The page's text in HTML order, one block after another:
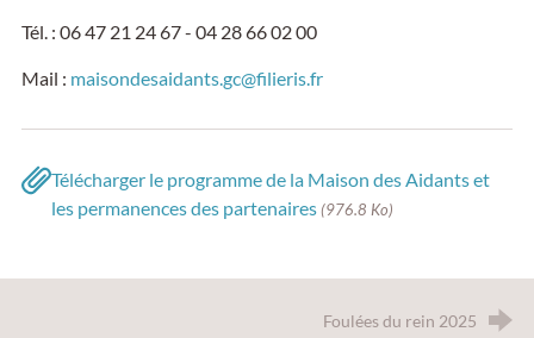
Tél. : 06 47 21 24 67 - 04 28 66 02 00
Mail : maisondesaidants.gc@filieris.fr
Télécharger le programme de la Maison des Aidants et
les permanences des partenaires(976.8 Ko)
Foulées du rein 2025